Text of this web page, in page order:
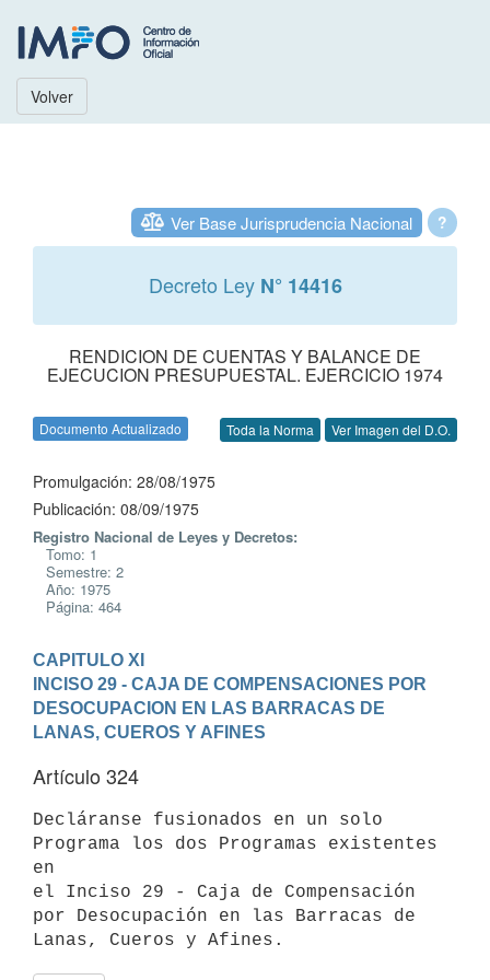
Volver
?
Ver Base Jurisprudencia Nacional
Decreto Ley N° 14416
RENDICION DE CUENTAS Y BALANCE DE
EJECUCION PRESUPUESTAL. EJERCICIO 1974
Documento Actualizado Toda la Norma Ver Imagen del D.O.
Promulgación: 28/08/1975
Publicación: 08/09/1975
Registro Nacional de Leyes y Decretos:
Tomo: 1
Semestre: 2
Año: 1975
Página: 464
CAPITULO XI
INCISO 29 - CAJA DE COMPENSACIONES POR
DESOCUPACION EN LAS BARRACAS DE
LANAS, CUEROS Y AFINES
Artículo 324
Decláranse fusionados en un solo
Programa los dos Programas existentes
en
el Inciso 29 - Caja de Compensación
por Desocupación en las Barracas de
Lanas, Cueros y Afines.